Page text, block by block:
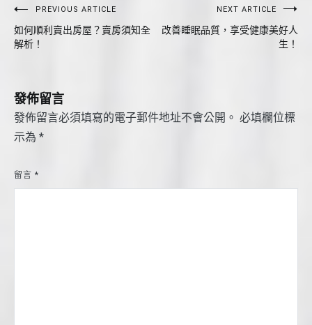
文
章
覽
PREVIOUS ARTICLE
如何順利賣出房屋？賣房須知全
解析！
NEXT ARTICLE
改善睡眠品質，享受健康美好人
生！
發佈留言
發佈留言必須填寫的電子郵件地址不會公開。 必填欄位標
示為 *
留言 *